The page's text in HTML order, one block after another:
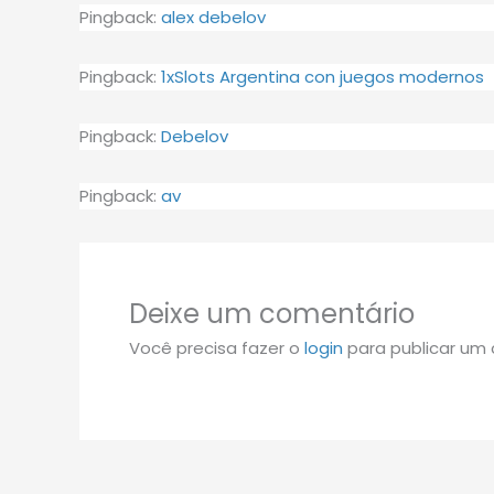
Pingback: alex debelov
Pingback: 1xSlots Argentina con juegos modernos
Pingback: Debelov
Pingback: av
Deixe um comentário
Você precisa fazer o login para publicar um